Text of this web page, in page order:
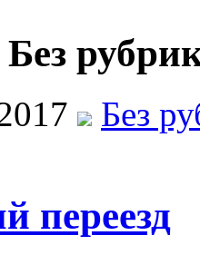
Без
переезд